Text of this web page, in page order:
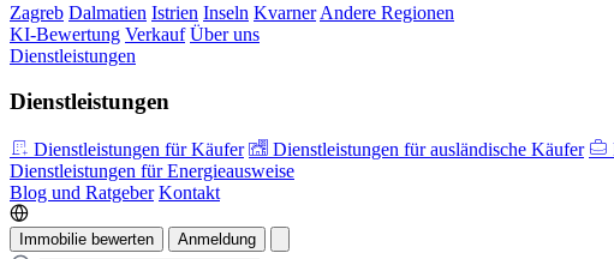
Zagreb Dalmatien Istrien Inseln Kvarner Andere Regionen
KI-Bewertung Verkauf Über uns
Dienstleistungen
Dienstleistungen
Dienstleistungen für Käufer Dienstleistungen für ausländische Käufer
Dienstleistungen für Energieausweise
Blog und Ratgeber Kontakt
Immobilie bewerten Anmeldung